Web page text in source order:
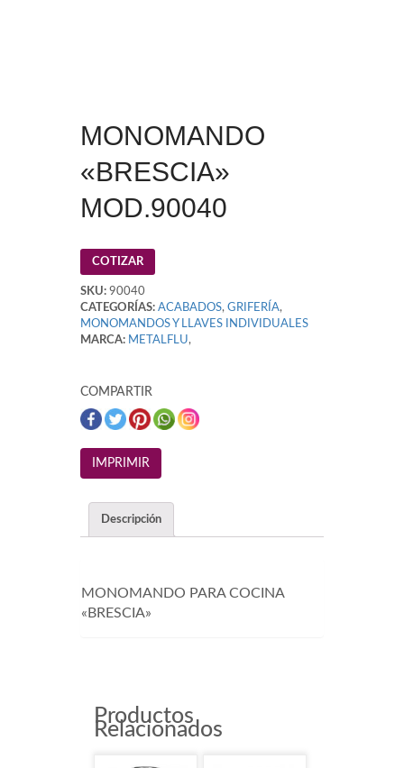
MONOMANDO
«BRESCIA»
MOD.90040
COTIZAR
SKU: 90040
CATEGORÍAS: ACABADOS, GRIFERÍA,
MONOMANDOS Y LLAVES INDIVIDUALES
MARCA: METALFLU,
COMPARTIR
Descripción
MONOMANDO PARA COCINA
«BRESCIA»
Productos
Relacionados